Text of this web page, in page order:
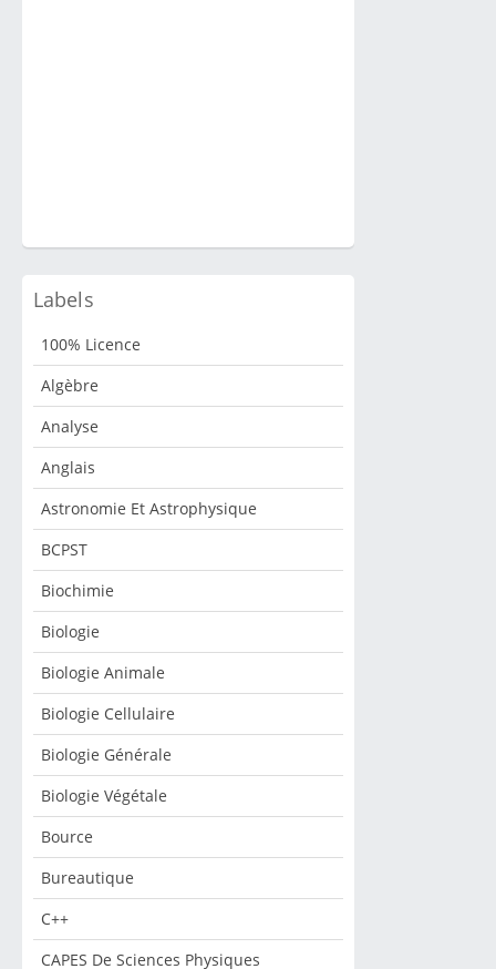
Labels
100% Licence
Algèbre
Analyse
Anglais
Astronomie Et Astrophysique
BCPST
Biochimie
Biologie
Biologie Animale
Biologie Cellulaire
Biologie Générale
Biologie Végétale
Bource
Bureautique
C++
CAPES De Sciences Physiques